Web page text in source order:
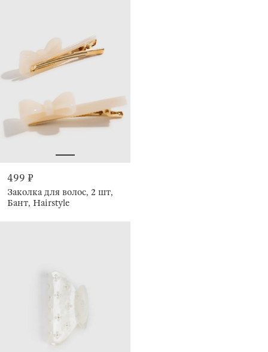
499 ₽
Заколка для волос, 2 шт,
Бант, Hairstyle